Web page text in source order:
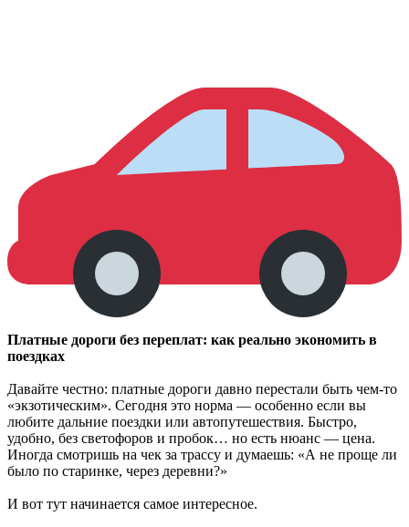
Платные дороги без переплат: как реально экономить в
поездках
Давайте честно: платные дороги давно перестали быть чем-то
«экзотическим». Сегодня это норма — особенно если вы
любите дальние поездки или автопутешествия. Быстро,
удобно, без светофоров и пробок… но есть нюанс — цена.
Иногда смотришь на чек за трассу и думаешь: «А не проще ли
было по старинке, через деревни?»
И вот тут начинается самое интересное.